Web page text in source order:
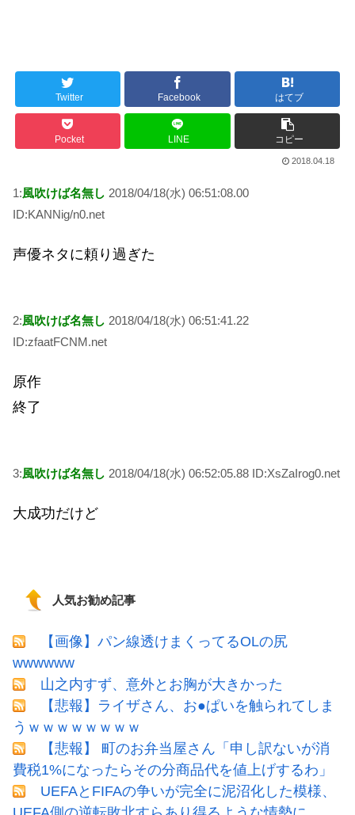
Powered by livedoor 相互RSS
Twitter Facebook はてブ
Pocket LINE コピー
2018.04.18
1:風吹けば名無し 2018/04/18(水) 06:51:08.00
ID:KANNig/n0.net
声優ネタに頼り過ぎた
2:風吹けば名無し 2018/04/18(水) 06:51:41.22
ID:zfaatFCNM.net
原作
終了
3:風吹けば名無し 2018/04/18(水) 06:52:05.88 ID:XsZaIrog0.net
大成功だけど
人気お勧め記事
【画像】パン線透けまくってるOLの尻
wwwwww
山之内すず、意外とお胸が大きかった
【悲報】ライザさん、お●ぱいを触られてしま
うｗｗｗｗｗｗｗｗ
【悲報】 町のお弁当屋さん「申し訳ないが消
費税1%になったらその分商品代を値上げするわ」
UEFAとFIFAの争いが完全に泥沼化した模様、